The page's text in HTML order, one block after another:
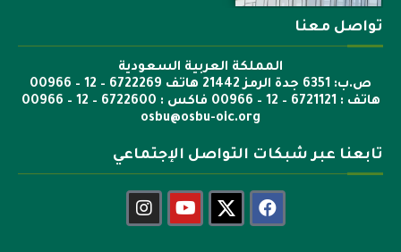
تواصل معنا
المملكة العربية السعودية
ص.ب: 6351 جدة الرمز 21442 هاتف 6722269 – 12 – 00966
هاتف : 6721121 – 12 – 00966 فاكس : 6722600 – 12 – 00966
osbu@osbu-oic.org
تابعنا عبر شبكات التواصل الإجتماعي